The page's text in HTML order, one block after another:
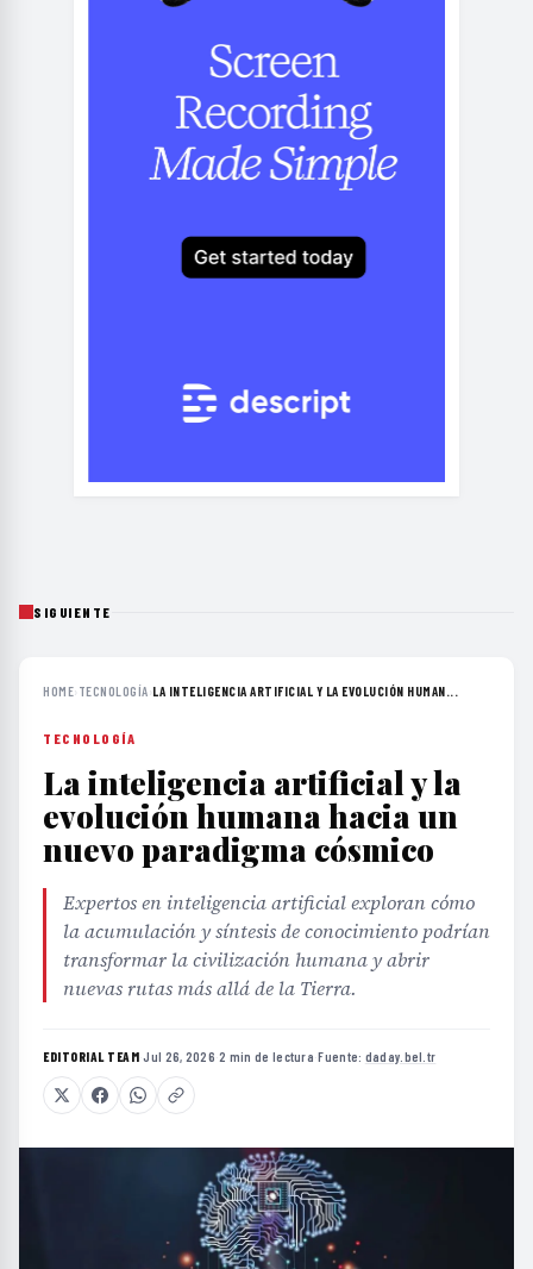
SIGUIENTE
HOME› TECNOLOGÍA›LA INTELIGENCIA ARTIFICIAL Y LA EVOLUCIÓN HUMAN...
TECNOLOGÍA
La inteligencia artificial y la
evolución humana hacia un
nuevo paradigma cósmico
Expertos en inteligencia artificial exploran cómo
la acumulación y síntesis de conocimiento podrían
transformar la civilización humana y abrir
nuevas rutas más allá de la Tierra.
EDITORIAL TEAM·Jul 26, 2026·2 min de lectura·Fuente: daday.bel.tr